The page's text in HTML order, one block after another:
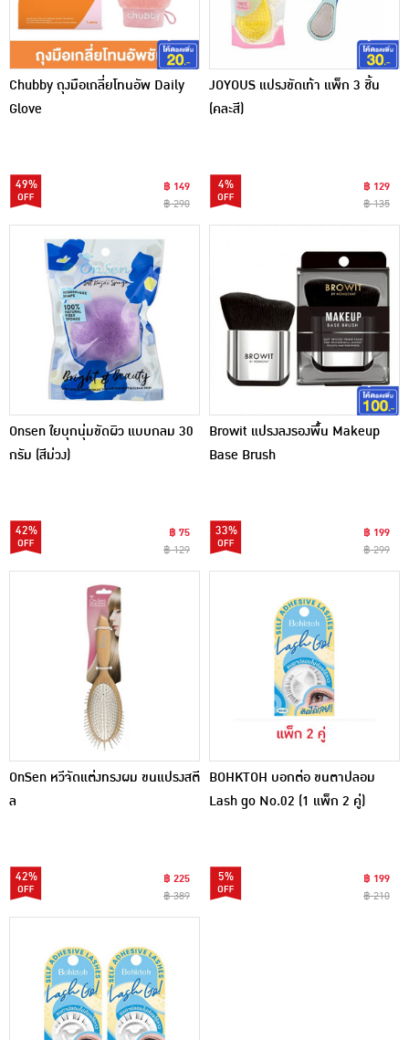
Chubby ถุงมือเกลี่ยโทนอัพ Daily
Glove
49%
฿ 149
฿ 290
JOYOUS แปรงขัดเท้า แพ็ก 3 ชิ้น
(คละสี)
4%
฿ 129
฿ 135
Onsen ใยบุกนุ่มขัดผิว แบบกลม 30
กรัม (สีม่วง)
42%
฿ 75
฿ 129
Browit แปรงลงรองพื้น Makeup
Base Brush
33%
฿ 199
฿ 299
OnSen หวีจัดแต่งทรงผม ขนแปรงสตี
ล
42%
฿ 225
฿ 389
BOHKTOH บอกต่อ ขนตาปลอม
Lash go No.02 (1 แพ็ก 2 คู่)
5%
฿ 199
฿ 210